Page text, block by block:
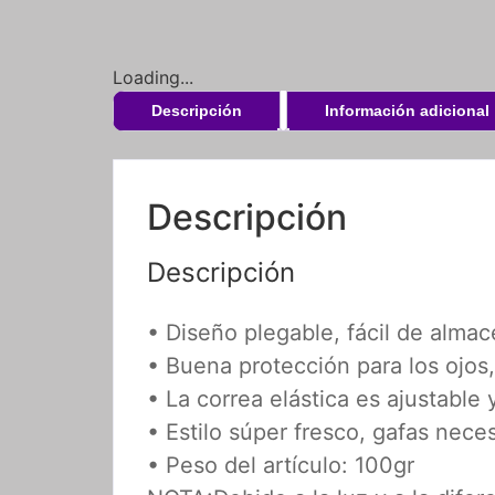
Loading...
Descripción Información adicional
Descripción
Descripción
• Diseño plegable, fácil de
• Buena protección para los
• La correa elástica es
• Estilo súper fresco, gafas
• Peso del artículo: 100gr